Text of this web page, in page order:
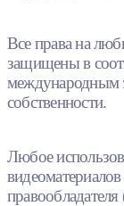
Все права на
защищены в
международным
собственности.
Любое